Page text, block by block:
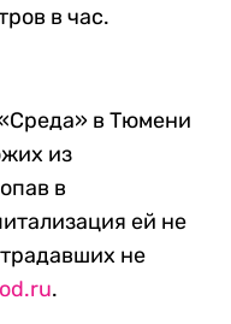
в час.
в Тюмени
из
в
ей не
не
.